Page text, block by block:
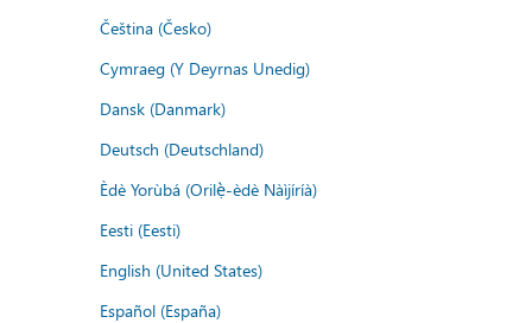
Čeština (Česko)
Cymraeg (Y Deyrnas Unedig)
Dansk (Danmark)
Deutsch (Deutschland)
Èdè Yorùbá (Orilẹ̀-èdè Nàìjíríà)
Eesti (Eesti)
English (United States)
Español (España)